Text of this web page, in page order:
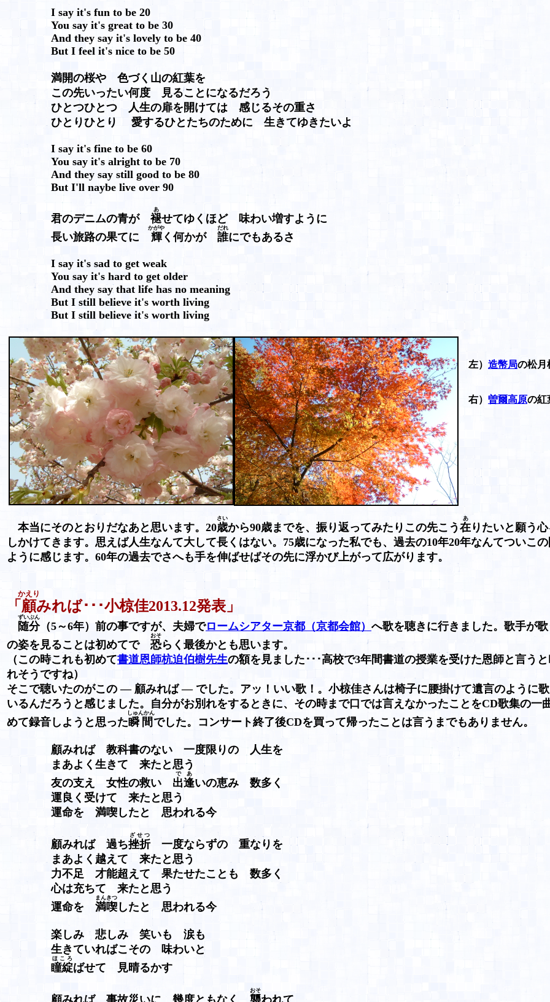
I say it's fun to be 20
You say it's great to be 30
And they say it's lovely to be 40
But I feel it's nice to be 50
満開の桜や 色づく山の紅葉を
この先いったい何度 見ることになるだろう
ひとつひとつ 人生の扉を開けては 感じるその重さ
ひとりひとり 愛するひとたちのために 生きてゆきたいよ
I say it's fine to be 60
You say it's alright to be 70
And they say still good to be 80
But I'll naybe live over 90
君のデニムの青が 褪
あ
せてゆくほど 味わい増すように
長い旅路の果てに 輝
かがや
く何かが 誰
だれ
にでもあるさ
I say it's sad to get weak
You say it's hard to get older
And they say that life has no meaning
But I still believe it's worth living
But I still believe it's worth living
左） 造幣局の松月
右） 曽爾高原の紅
本当にそのとおりだなあと思います。20歳
さい
から90歳までを、振り返ってみたりこの先こう 在
あ
りたいと願う
しかけてきます。思えば人生なんて大して長くはない。75歳になった私でも、過去の10年20年なんてついこ
ように感じます。60年の過去でさへも手を伸ばせばその先に浮かび上がって広がります。
「 顧
かえり
みれば･･･小椋佳2013.12発表」
随分
ずいぶん
（5～6年）前の事ですが、夫婦でロームシアター京都（京都会館） へ歌を聴きに行きました。歌手が
の姿を見ることは初めてで 恐
おそ
らく最後かとも思います。
（この時これも初めて書道恩師杭迫伯樹先生の額を見ました･･･高校で3年間書道の授業を受けた恩師と言う
れそうですね）
そこで聴いたのがこの ― 顧みれば ― でした。アッ！いい歌！。小椋佳さんは椅子に腰掛けて遺言のように
いるんだろうと感じました。自分がお別れをするときに、その時まで口では言えなかったことをCD歌集の一
めて録音しようと思った瞬間
しゅんかん
でした。コンサート終了後CDを買って帰ったことは言うまでもありません。
顧みれば 教科書のない 一度限りの 人生を
まあよく生きて 来たと思う
友の支え 女性の救い 出逢
であ
いの恵み 数多く
運良く受けて 来たと思う
運命を 満喫したと 思われる今
顧みれば 過ち挫折
ざせつ
一度ならずの 重なりを
まあよく越えて 来たと思う
力不足 才能超えて 果たせたことも 数多く
心は充ちて 来たと思う
運命を 満喫
まんきつ
したと 思われる今
楽しみ 悲しみ 笑いも 涙も
生きていればこその 味わいと
瞳綻
ほころ
ばせて 見晴るかす
顧みれば 事故災いに 幾度ともなく 襲
おそ
われて